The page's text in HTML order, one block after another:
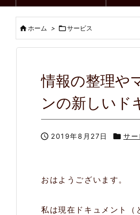
ホーム > サービス
情報の整理や
ンの新しいド
 2019年8月27日  サー
おはようございます。
私は現在ドキュメント